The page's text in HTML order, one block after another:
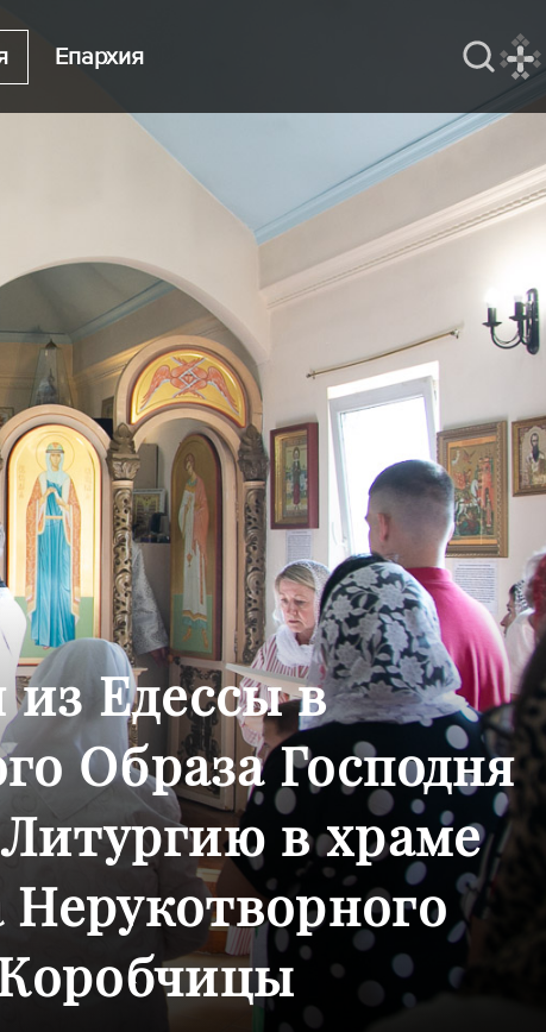
Епархия
Едессы в
Образа Господня
в храме